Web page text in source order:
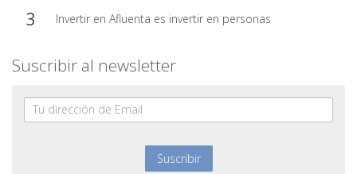
Invertir en Afluenta es invertir en personas
Suscribir al newsletter